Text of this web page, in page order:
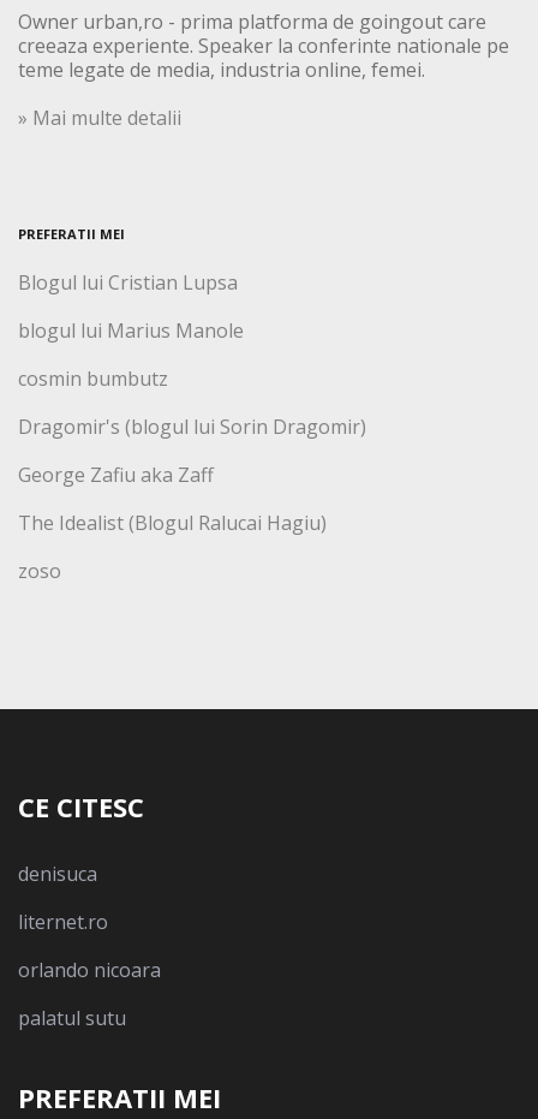
Owner urban,ro - prima platforma de goingout care
creeaza experiente. Speaker la conferinte nationale pe
teme legate de media, industria online, femei.
» Mai multe detalii
PREFERATII MEI
Blogul lui Cristian Lupsa
blogul lui Marius Manole
cosmin bumbutz
Dragomir's (blogul lui Sorin Dragomir)
George Zafiu aka Zaff
The Idealist (Blogul Ralucai Hagiu)
zoso
CE CITESC
denisuca
liternet.ro
orlando nicoara
palatul sutu
PREFERATII MEI